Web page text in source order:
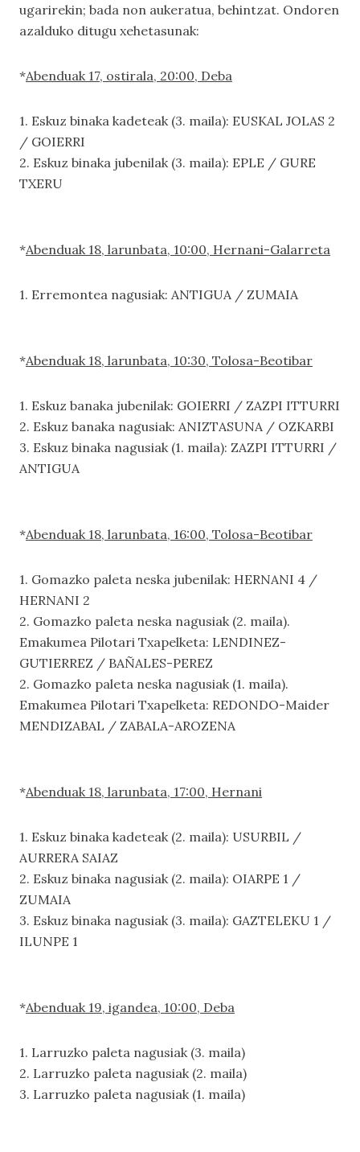
ugarirekin; bada non aukeratua, behintzat. Ondoren
azalduko ditugu xehetasunak:
*Abenduak 17, ostirala, 20:00, Deba
1. Eskuz binaka kadeteak (3. maila): EUSKAL JOLAS 2
/ GOIERRI
2. Eskuz binaka jubenilak (3. maila): EPLE / GURE
TXERU
*Abenduak 18, larunbata, 10:00, Hernani-Galarreta
1. Erremontea nagusiak: ANTIGUA / ZUMAIA
*Abenduak 18, larunbata, 10:30, Tolosa-Beotibar
1. Eskuz banaka jubenilak: GOIERRI / ZAZPI ITTURRI
2. Eskuz banaka nagusiak: ANIZTASUNA / OZKARBI
3. Eskuz binaka nagusiak (1. maila): ZAZPI ITTURRI /
ANTIGUA
*Abenduak 18, larunbata, 16:00, Tolosa-Beotibar
1. Gomazko paleta neska jubenilak: HERNANI 4 /
HERNANI 2
2. Gomazko paleta neska nagusiak (2. maila).
Emakumea Pilotari Txapelketa: LENDINEZ-
GUTIERREZ / BAÑALES-PEREZ
2. Gomazko paleta neska nagusiak (1. maila).
Emakumea Pilotari Txapelketa: REDONDO-Maider
MENDIZABAL / ZABALA-AROZENA
*Abenduak 18, larunbata, 17:00, Hernani
1. Eskuz binaka kadeteak (2. maila): USURBIL /
AURRERA SAIAZ
2. Eskuz binaka nagusiak (2. maila): OIARPE 1 /
ZUMAIA
3. Eskuz binaka nagusiak (3. maila): GAZTELEKU 1 /
ILUNPE 1
*Abenduak 19, igandea, 10:00, Deba
1. Larruzko paleta nagusiak (3. maila)
2. Larruzko paleta nagusiak (2. maila)
3. Larruzko paleta nagusiak (1. maila)